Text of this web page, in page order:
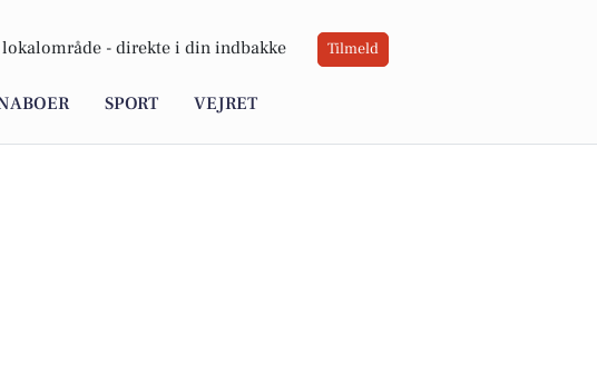
lokalområde - direkte i din indbakke Tilmeld
SPORT VEJRET